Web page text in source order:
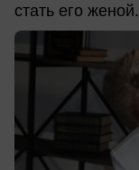
стать его женой.